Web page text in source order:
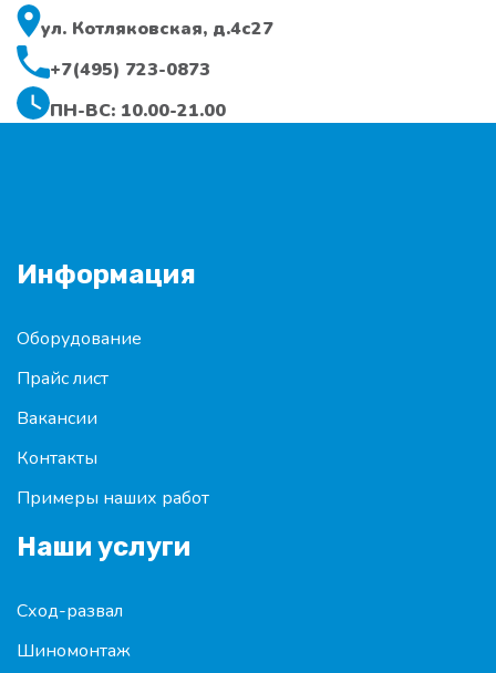
ул. Котляковская, д.4с27
+7(495) 723-0873
ПН-ВС: 10.00-21.00
Информация
Оборудование
Прайс лист
Вакансии
Контакты
Примеры наших работ
Наши услуги
Сход-развал
Шиномонтаж